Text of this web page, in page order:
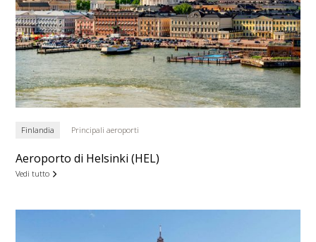
Finlandia Principali aeroporti
Aeroporto di Helsinki (HEL)
Vedi tutto